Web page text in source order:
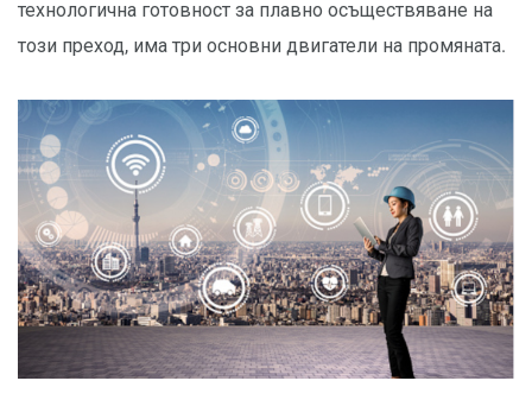
технологична готовност за плавно осъществяване на
този преход, има три основни двигатели на промяната.